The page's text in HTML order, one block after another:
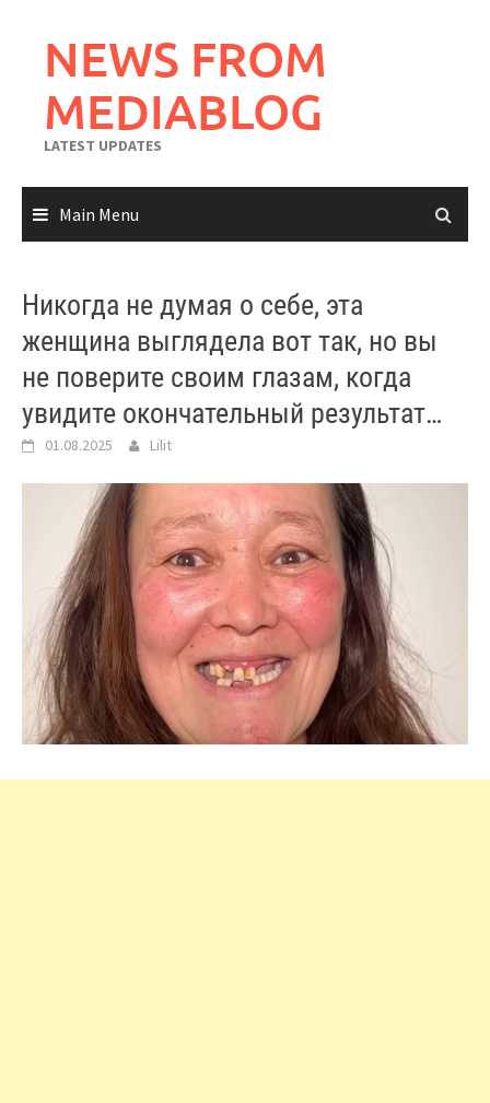
contentNEWS FROM
MEDIABLOG
LATEST UPDATES
Main Menu
Никогда не думая о себе, эта
женщина выглядела вот так, но вы
не поверите своим глазам, когда
увидите окончательный результат…
01.08.2025 Lilit